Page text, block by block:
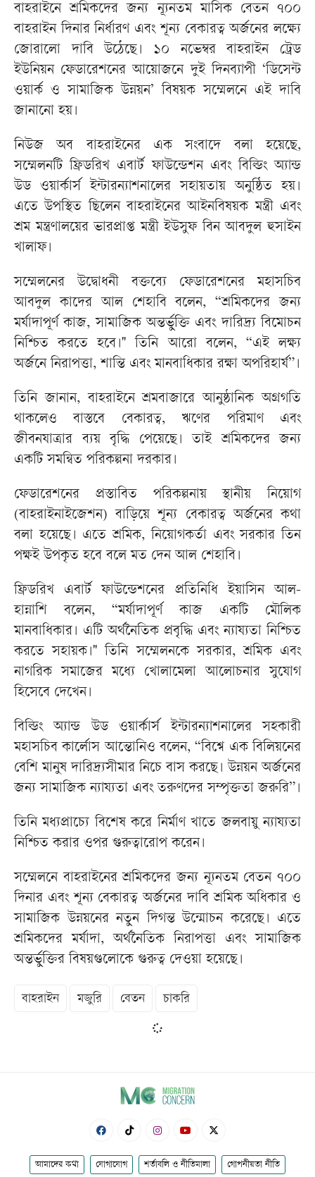
বাহরাইনে শ্রমিকদের জন্য ন্যূনতম মাসিক বেতন ৭০০
বাহরাইন দিনার নির্ধারণ এবং শূন্য বেকারত্ব অর্জনের লক্ষ্যে
জোরালো দাবি উঠেছে। ১০ নভেম্বর বাহরাইন ট্রেড
ইউনিয়ন ফেডারেশনের আয়োজনে দুই দিনব্যাপী ‘ডিসেন্ট
ওয়ার্ক ও সামাজিক উন্নয়ন’ বিষয়ক সম্মেলনে এই দাবি
জানানো হয়।
নিউজ অব বাহরাইনের এক সংবাদে বলা হয়েছে,
সম্মেলনটি ফ্রিডরিখ এবার্ট ফাউন্ডেশন এবং বিল্ডিং অ্যান্ড
উড ওয়ার্কার্স ইন্টারন্যাশনালের সহায়তায় অনুষ্ঠিত হয়।
এতে উপস্থিত ছিলেন বাহরাইনের আইনবিষয়ক মন্ত্রী এবং
শ্রম মন্ত্রণালয়ের ভারপ্রাপ্ত মন্ত্রী ইউসুফ বিন আবদুল হুসাইন
খালাফ।
সম্মেলনের উদ্বোধনী বক্তব্যে ফেডারেশনের মহাসচিব
আবদুল কাদের আল শেহাবি বলেন, “শ্রমিকদের জন্য
মর্যাদাপূর্ণ কাজ, সামাজিক অন্তর্ভুক্তি এবং দারিদ্র্য বিমোচন
নিশ্চিত করতে হবে।" তিনি আরো বলেন, “এই লক্ষ্য
অর্জনে নিরাপত্তা, শান্তি এবং মানবাধিকার রক্ষা অপরিহার্য”।
তিনি জানান, বাহরাইনে শ্রমবাজারে আনুষ্ঠানিক অগ্রগতি
থাকলেও বাস্তবে বেকারত্ব, ঋণের পরিমাণ এবং
জীবনযাত্রার ব্যয় বৃদ্ধি পেয়েছে। তাই শ্রমিকদের জন্য
একটি সমন্বিত পরিকল্পনা দরকার।
ফেডারেশনের প্রস্তাবিত পরিকল্পনায় স্থানীয় নিয়োগ
(বাহরাইনাইজেশন) বাড়িয়ে শূন্য বেকারত্ব অর্জনের কথা
বলা হয়েছে। এতে শ্রমিক, নিয়োগকর্তা এবং সরকার তিন
পক্ষই উপকৃত হবে বলে মত দেন আল শেহাবি।
ফ্রিডরিখ এবার্ট ফাউন্ডেশনের প্রতিনিধি ইয়াসিন আল-
হান্নাশি বলেন, “মর্যাদাপূর্ণ কাজ একটি মৌলিক
মানবাধিকার। এটি অর্থনৈতিক প্রবৃদ্ধি এবং ন্যায্যতা নিশ্চিত
করতে সহায়ক।" তিনি সম্মেলনকে সরকার, শ্রমিক এবং
নাগরিক সমাজের মধ্যে খোলামেলা আলোচনার সুযোগ
হিসেবে দেখেন।
বিল্ডিং অ্যান্ড উড ওয়ার্কার্স ইন্টারন্যাশনালের সহকারী
মহাসচিব কার্লোস আন্তোনিও বলেন, “বিশ্বে এক বিলিয়নের
বেশি মানুষ দারিদ্র্যসীমার নিচে বাস করছে। উন্নয়ন অর্জনের
জন্য সামাজিক ন্যায্যতা এবং তরুণদের সম্পৃক্ততা জরুরি”।
তিনি মধ্যপ্রাচ্যে বিশেষ করে নির্মাণ খাতে জলবায়ু ন্যায্যতা
নিশ্চিত করার ওপর গুরুত্বারোপ করেন।
সম্মেলনে বাহরাইনের শ্রমিকদের জন্য ন্যূনতম বেতন ৭০০
দিনার এবং শূন্য বেকারত্ব অর্জনের দাবি শ্রমিক অধিকার ও
সামাজিক উন্নয়নের নতুন দিগন্ত উন্মোচন করেছে। এতে
শ্রমিকদের মর্যাদা, অর্থনৈতিক নিরাপত্তা এবং সামাজিক
অন্তর্ভুক্তির বিষয়গুলোকে গুরুত্ব দেওয়া হয়েছে।
বাহরাইন মজুরি বেতন চাকরি
আমাদের কথা যোগাযোগ শর্তাবলি ও নীতিমালা গোপনীয়তা নীতি